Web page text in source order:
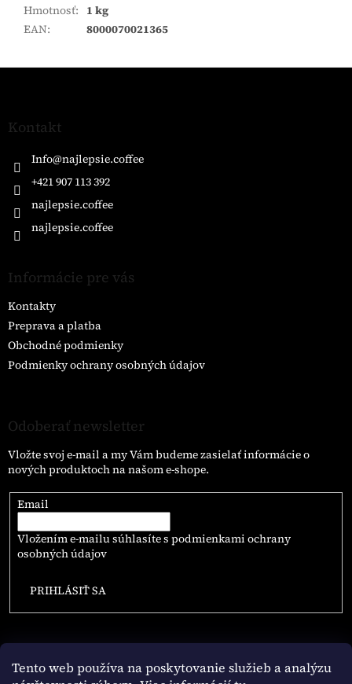
Tento web používa na poskytovanie služieb a analýzu
Hmotnosť: 1 kg
EAN: 8000070021365
Z
Kontakt
Info@najlepsie.coffee
+421 907 113 392
najlepsie.coffee
najlepsie.coffee
Informácie pre vás
Kontakty
Preprava a platba
Obchodné podmienky
Podmienky ochrany osobných údajov
Odoberať newsletter
Vložte svoj e-mail a my Vám budeme zasielať informácie o
nových produktoch na našom e-shope.
Email
Vložením e-mailu súhlasíte s podmienkami ochrany
osobných údajov
PRIHLÁSIŤ SA